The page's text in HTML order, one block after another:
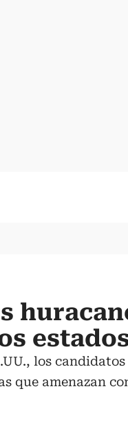
los
que amenazan